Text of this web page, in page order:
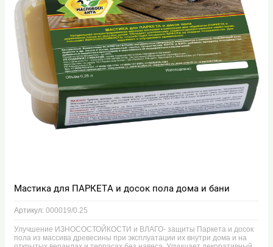
Мастика для ПАРКЕТА и досок пола дома и бани
Артикул: 000019/0.25
Улучшение ИЗНОСОСТОЙКОСТИ и ВЛАГО- защиты Паркета и досок
пола из массива древесины при эксплуатации их внутри дома и на